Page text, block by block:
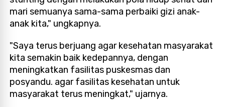
mari semuanya sama-sama perbaiki gizi anak-
anak kita," ungkapnya.
"Saya terus berjuang agar kesehatan masyarakat
kita semakin baik kedepannya, dengan
meningkatkan fasilitas puskesmas dan
posyandu. agar fasilitas kesehatan untuk
masyarakat terus meningkat," ujarnya.